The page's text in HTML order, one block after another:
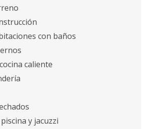
con baños
caliente
y jacuzzi